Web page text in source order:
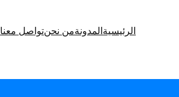
الرئيسية المدونةمن نحنتواصل معنا